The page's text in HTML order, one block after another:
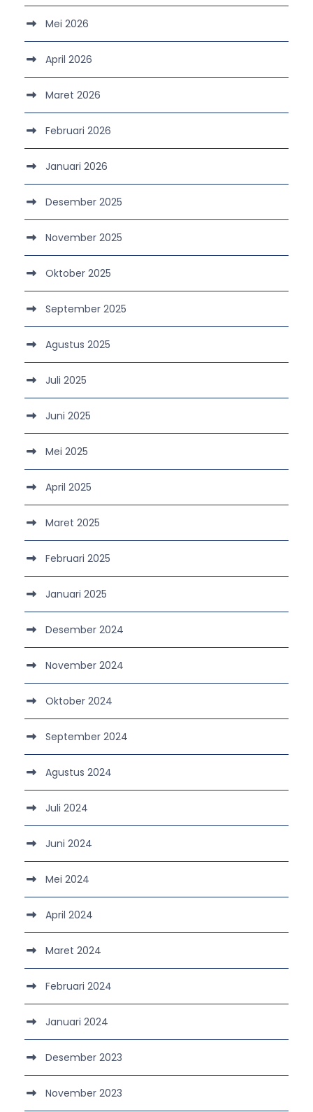
Mei 2026
April 2026
Maret 2026
Februari 2026
Januari 2026
Desember 2025
November 2025
Oktober 2025
September 2025
Agustus 2025
Juli 2025
Juni 2025
Mei 2025
April 2025
Maret 2025
Februari 2025
Januari 2025
Desember 2024
November 2024
Oktober 2024
September 2024
Agustus 2024
Juli 2024
Juni 2024
Mei 2024
April 2024
Maret 2024
Februari 2024
Januari 2024
Desember 2023
November 2023